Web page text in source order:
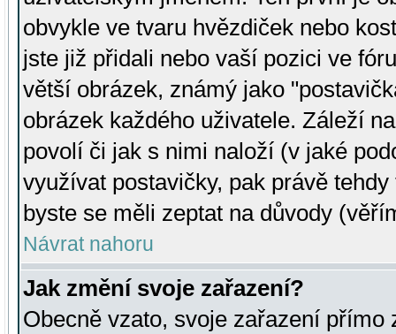
obvykle ve tvaru hvězdiček nebo
jste již přidali nebo vaší pozici ve
větší obrázek, známý jako
obrázek každého uživatele. Záleží
povolí či jak s nimi naloží (v jaké
využívat postavičky, pak právě
byste se měli zeptat na důvody
Návrat nahoru
Jak změní svoje zařazení?
Obecně vzato, svoje zařazení přímo